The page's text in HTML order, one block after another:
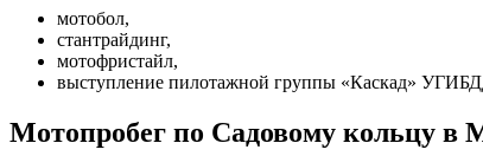
мотобол,
стантрайдинг,
мотофристайл,
выступление пилотажной группы «Каскад»
Мотопробег по Садовому кольцу в